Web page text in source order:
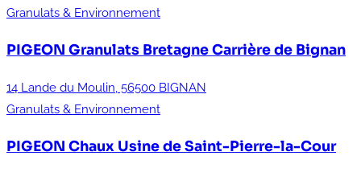
Granulats & Environnement
PIGEON Granulats BretagneCarrière de Bignan
14 Lande du Moulin, 56500 BIGNAN
Granulats & Environnement
PIGEON Chaux Usine de Saint-Pierre-la-Cour